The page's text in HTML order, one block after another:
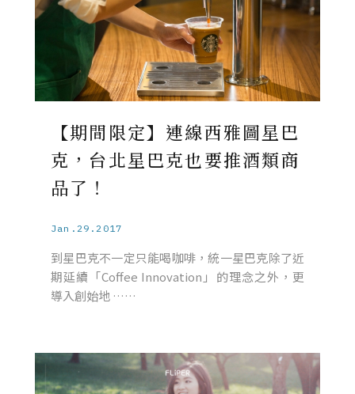
【期間限定】連線西雅圖星巴
克，台北星巴克也要推酒類商
品了！
Jan.29.2017
到星巴克不一定只能喝咖啡，統一星巴克除了近
期延續「Coffee Innovation」的理念之外，更
導入創始地 ……